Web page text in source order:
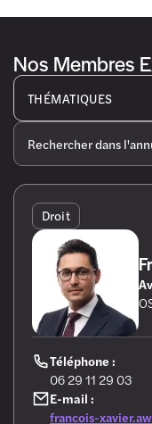
Nos Membres
THÉMATIQUES
Innovation
d'entreprise
Marketing et
Communication
Droit
Téléphone :
06 29 11 29 03
E-mail :
francois-